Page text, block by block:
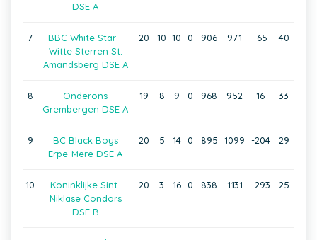
DSE A
7
BBC White Star -
Witte Sterren St.
Amandsberg DSE A
20 10 10 0 906 971 -65 40
8
Onderons
Grembergen DSE A
19 8 9 0 968 952 16 33
9
BC Black Boys
Erpe-Mere DSE A
20 5 14 0 895 1099 -204 29
10
Koninklijke Sint-
Niklase Condors
DSE B
20 3 16 0 838 1131 -293 25